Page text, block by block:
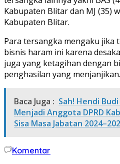
Kabupaten Blitar dan MJ (35)
Kabupaten Blitar.
Para tersangka mengaku jika
bisnis haram ini karena
juga yang ketagihan dengan
penghasilan yang
Baca Juga : Sah! Hendi
Menjadi Anggota DPRD
Sisa Masa Jabatan
Komentar